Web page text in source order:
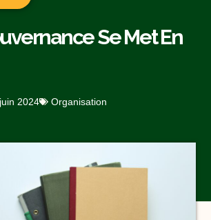
Se Met En
2024 Organisation